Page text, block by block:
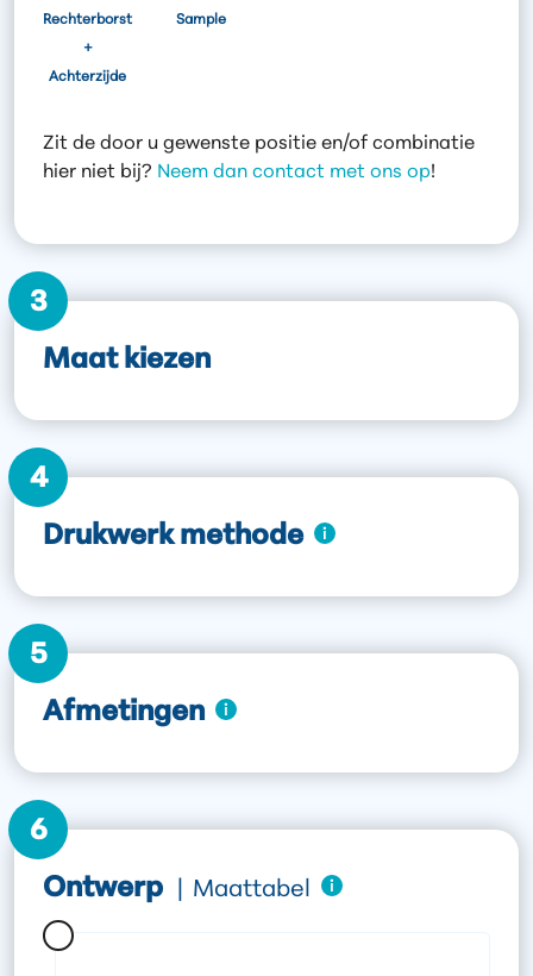
Rechterborst
+
Achterzijde
Sample
Zit de door u gewenste positie en/of combinatie
hier niet bij? Neem dan contact met ons op!
3
Maat kiezen
4
Drukwerk methode
5
Afmetingen
6
Ontwerp
Maattabel